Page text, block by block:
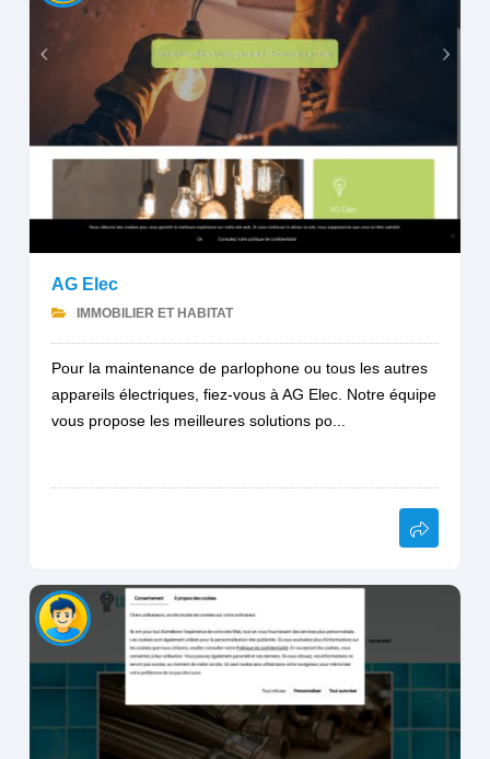
AG Elec
IMMOBILIER ET HABITAT
Pour la maintenance de parlophone ou tous les autres
appareils électriques, fiez-vous à AG Elec. Notre équipe
vous propose les meilleures solutions po...